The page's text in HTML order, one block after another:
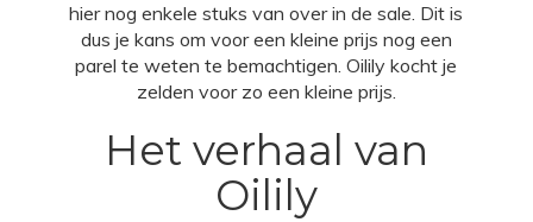
hier nog enkele stuks van overin de sale. Dit is
dus je kans om voor een kleine prijs nog een
parel te weten te bemachtigen. Oilily kocht je
zelden voor zo een kleine prijs.
Het verhaal van
Oilily